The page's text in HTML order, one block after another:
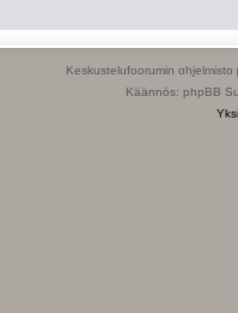
Keskustelufoorumin ohjelmisto
Käännös: phpBB